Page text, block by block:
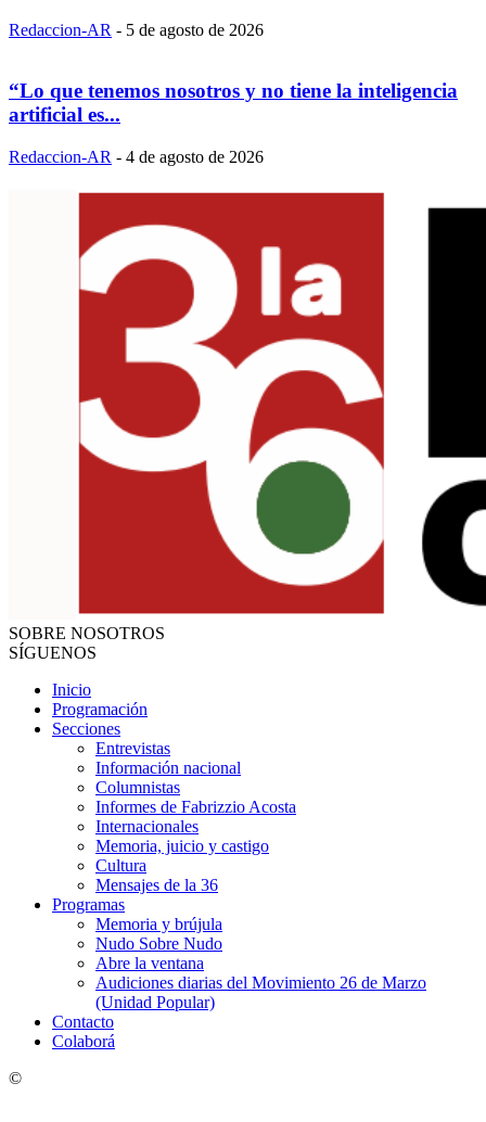
Redaccion-AR - 5 de agosto de 2026
“Lo que tenemos nosotros y no tiene la inteligencia
artificial es...
Redaccion-AR - 4 de agosto de 2026
SOBRE NOSOTROS
SÍGUENOS
Inicio
Programación
Secciones
Entrevistas
Información nacional
Columnistas
Informes de Fabrizzio Acosta
Internacionales
Memoria, juicio y castigo
Cultura
Mensajes de la 36
Programas
Memoria y brújula
Nudo Sobre Nudo
Abre la ventana
Audiciones diarias del Movimiento 26 de Marzo
(Unidad Popular)
Contacto
Colaborá
©